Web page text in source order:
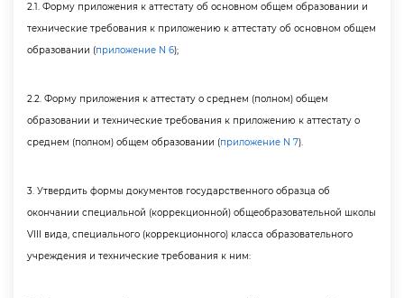
2.1. Форму приложения к аттестату об основном общем образовании и
технические требования к приложению к аттестату об основном общем
образовании (приложение N 6);
2.2. Форму приложения к аттестату о среднем (полном) общем
образовании и технические требования к приложению к аттестату о
среднем (полном) общем образовании (приложение N 7).
3. Утвердить формы документов государственного образца о
окончании специальной (коррекционной) общеобразовательной школы
VIII вида, специального (коррекционного) класса образовательного
учреждения и технические требования к ним: